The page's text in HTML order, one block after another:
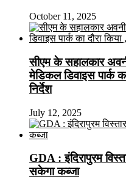
October 11, 2025
सीएम के सहालकार
मेडिकल डिवाइस पार्क
निर्देश
July 12, 2025
GDA : इंदिरापुरम
सकेगा कब्जा